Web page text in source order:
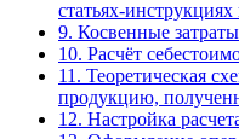
статьях-
9. Косвенные
10. Расчёт
11. Теоретическая
продукцию,
12. Настройка